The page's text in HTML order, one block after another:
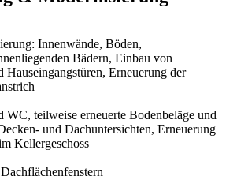
Innenwände, Böden,
Bädern, Einbau von
Hauseingangstüren, Erneuerung der
WC, teilweise erneuerte Bodenbeläge und
und Dachuntersichten, Erneuerung
Kellergeschoss